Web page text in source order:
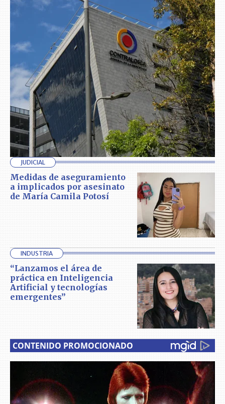
JUDICIAL
Medidas de aseguramiento
a implicados por asesinato
de María Camila Potosí
INDUSTRIA
“Lanzamos el área de
práctica en Inteligencia
Artificial y tecnologías
emergentes”